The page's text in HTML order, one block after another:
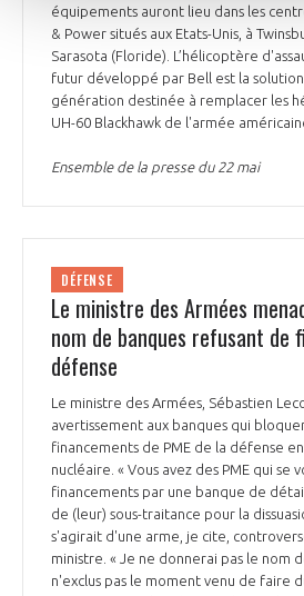
équipements auront lieu dans les
& Power situés aux Etats-Unis, à
Sarasota (Floride). L’hélicoptère
futur développé par Bell est la
génération destinée à remplacer les
UH-60 Blackhawk de l'armée
Ensemble de la presse du 22 mai
DÉFENSE
Le ministre des Armées
nom de banques refusant de
défense
Le ministre des Armées, Sébastien
avertissement aux banques qui
financements de PME de la défense
nucléaire. « Vous avez des PME qui se
financements par une banque de
de (leur) sous-traitance pour la
s'agirait d'une arme, je cite,
ministre. « Je ne donnerai pas le nom
n'exclus pas le moment venu de faire